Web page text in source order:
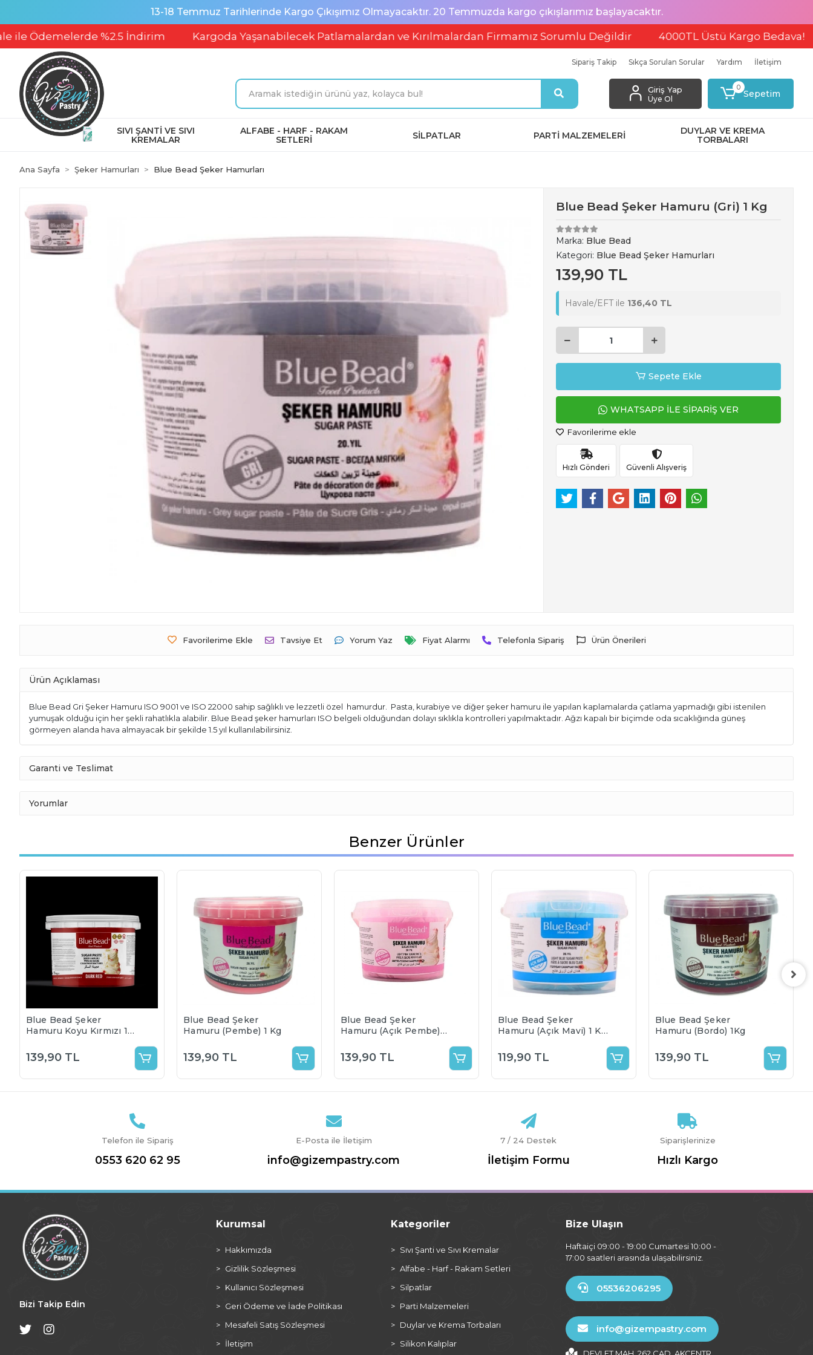
13-18 Temmuz Tarihlerinde Kargo Çıkışımız Olmayacaktır. 20 Temmuzda kargo çıkışlarımız başlayacaktır.
%2.5 İndirim Kargoda Yaşanabilecek Patlamalardan ve Kırılmalardan Firmamız Sorumlu Değildir 4000TL Üstü Kargo Bedava!
Sipariş Takip Sıkça Sorulan Sorular Yardım İletişim
Giriş Yap
Üye Ol
0
Sepetim
SIVI ŞANTİ VE SIVI
KREMALAR
ALFABE - HARF - RAKAM
SETLERİ
SİLPATLAR PARTİ MALZEMELERİ
DUYLAR VE KREMA
TORBALARI
Ana Sayfa Şeker Hamurları Blue Bead Şeker Hamurları
Blue Bead Şeker Hamuru (Gri) 1 Kg
Marka: Blue Bead
Kategori: Blue Bead Şeker Hamurları
139,90 TL
Havale/EFT ile 136,40 TL
Sepete Ekle
WHATSAPP İLE SİPARİŞ VER
Favorilerime ekle
Hızlı Gönderi Güvenli Alışveriş
Favorilerime Ekle Tavsiye Et Yorum Yaz Fiyat Alarmı Telefonla Sipariş Ürün Önerileri
Ürün Açıklaması
Blue Bead Gri Şeker Hamuru ISO 9001 ve ISO 22000 sahip sağlıklı ve lezzetli özel hamurdur. Pasta, kurabiye ve diğer şeker hamuru ile yapılan kaplamalarda çatlama yapmadığı gibi istenilen
yumuşak olduğu için her şekli rahatlıkla alabilir. Blue Bead şeker hamurları ISO belgeli olduğundan dolayı sıklıkla kontrolleri yapılmaktadır. Ağzı kapalı bir biçimde oda sıcaklığında güneş
görmeyen alanda hava almayacak bir şekilde 1.5 yıl kullanılabilirsiniz.
Garanti ve Teslimat
Yorumlar
Benzer Ürünler
Blue Bead Şeker
Hamuru Koyu Kırmızı 1
139,90 TL
Blue Bead Şeker
Hamuru (Pembe) 1 Kg
139,90 TL
Blue Bead Şeker
Hamuru (Açık Pembe)
139,90 TL
Blue Bead Şeker
Hamuru (Açık Mavi) 1 Kg
119,90 TL
Blue Bead Şeker
Hamuru (Bordo) 1Kg
139,90 TL
Telefon ile Sipariş
0553 620 62 95
E-Posta ile İletişim
info@gizempastry.com
7 / 24 Destek
İletişim Formu
Siparişlerinize
Hızlı Kargo
Bizi Takip Edin
Kurumsal
Hakkımızda
Gizlilik Sözleşmesi
Kullanıcı Sözleşmesi
Geri Ödeme ve İade Politikası
Mesafeli Satış Sözleşmesi
İletişim
Kategoriler
Sıvı Şanti ve Sıvı Kremalar
Alfabe - Harf - Rakam Setleri
Silpatlar
Parti Malzemeleri
Duylar ve Krema Torbaları
Silikon Kalıplar
Bize Ulaşın
Haftaiçi 09:00 - 19:00 Cumartesi 10:00 -
17:00 saatleri arasında ulaşabilirsiniz.
05536206295
info@gizempastry.com